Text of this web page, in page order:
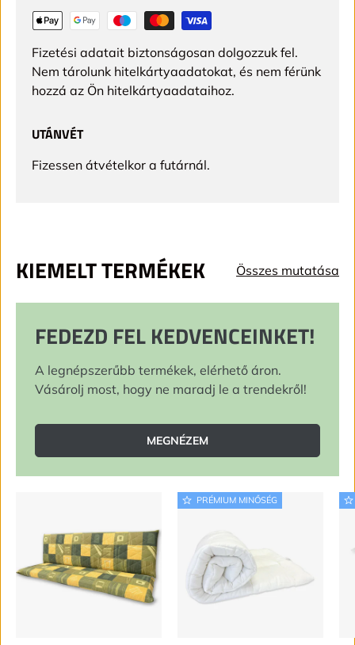
Fizetési adatait biztonságosan dolgozzuk fel.
Nem tárolunk hitelkártyaadatokat, és nem férünk
hozzá az Ön hitelkártyaadataihoz.
UTÁNVÉT
Fizessen átvételkor a futárnál.
KIEMELT TERMÉKEK Összes mutatása
FEDEZD FEL KEDVENCEINKET!
A legnépszerűbb termékek, elérhető áron.
Vásárolj most, hogy ne maradj le a trendekről!
MEGNÉZEM
PRÉMIUM MINŐSÉG